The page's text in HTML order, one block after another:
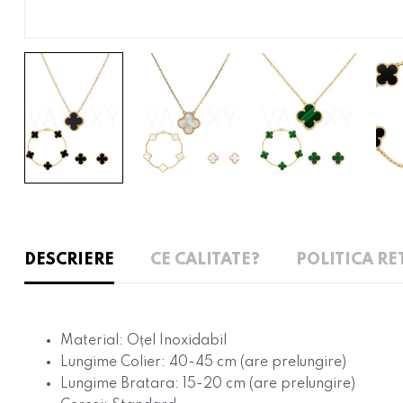
DESCRIERE CE CALITATE? POLITICA
Material: Oțel Inoxidabil
Lungime Colier: 40-45 cm (are prelungire)
Lungime Bratara: 15-20 cm (are prelungire)